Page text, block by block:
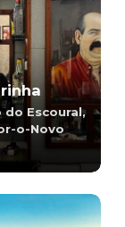
do Escoural,
o-Novo